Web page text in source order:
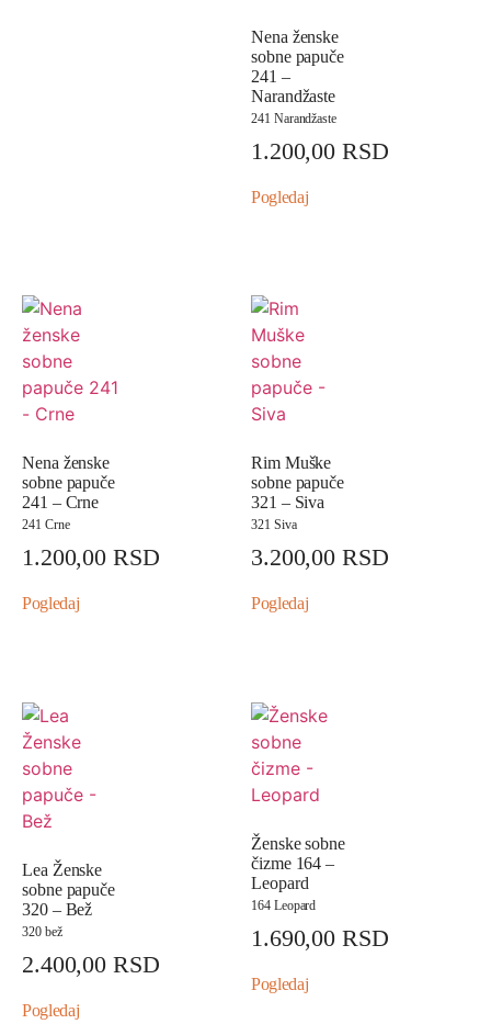
Nena ženske
sobne papuče
241 –
Narandžaste
241 Narandžaste
1.200,00RSD
Pogledaj
Nena ženske
sobne papuče
241 – Crne
241 Crne
1.200,00RSD
Pogledaj
Rim Muške
sobne papuče
321 – Siva
321 Siva
3.200,00RSD
Pogledaj
Lea Ženske
sobne papuče
320 – Bež
320 bež
2.400,00RSD
Pogledaj
Ženske sobne
čizme 164 –
Leopard
164 Leopard
1.690,00RSD
Pogledaj